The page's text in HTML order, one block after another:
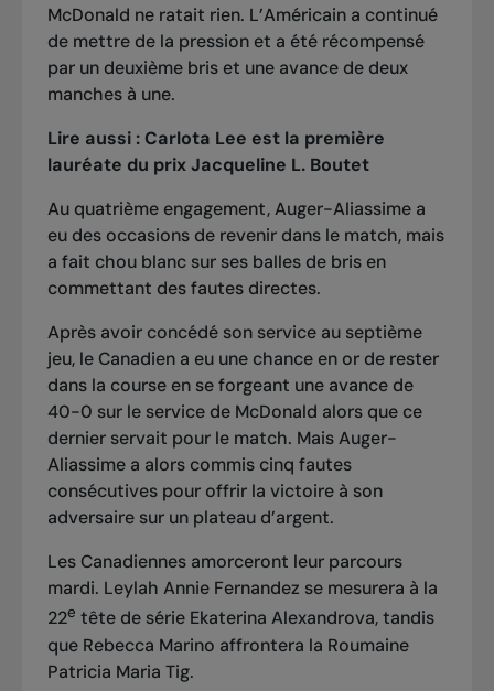
McDonald ne ratait rien. L’Américain a continué
de mettre de la pression et a été récompensé
par un deuxième bris et une avance de deux
manches à une.
Lire aussi : Carlota Lee est la première
lauréate du prix Jacqueline L. Boutet
Au quatrième engagement, Auger-Aliassime a
eu des occasions de revenir dans le match, mais
a fait chou blanc sur ses balles de bris en
commettant des fautes directes.
Après avoir concédé son service au septième
jeu, le Canadien a eu une chance en or de rester
dans la course en se forgeant une avance de
40-0 sur le service de McDonald alors que ce
dernier servait pour le match. Mais Auger-
Aliassime a alors commis cinq fautes
consécutives pour offrir la victoire à son
adversaire sur un plateau d’argent.
Les Canadiennes amorceront leur parcours
mardi. Leylah Annie Fernandez se mesurera à la
22e tête de série Ekaterina Alexandrova, tandis
que Rebecca Marino affrontera la Roumaine
Patricia Maria Tig.